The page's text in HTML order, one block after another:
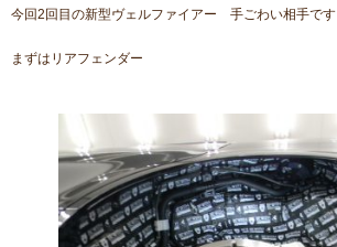
今回2回目の新型ヴェルファイアー 手ごわい相手です
まずはリアフェンダー